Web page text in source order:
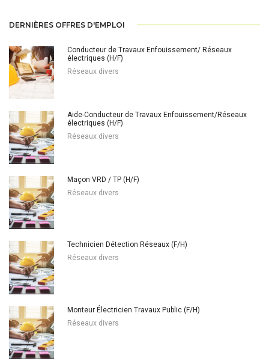
DERNIÈRES OFFRES D'EMPLOI
Conducteur de Travaux Enfouissement/ Réseaux
électriques (H/F)
Réseaux divers
Aide-Conducteur de Travaux Enfouissement/Réseaux
électriques (H/F)
Réseaux divers
Maçon VRD / TP (H/F)
Réseaux divers
Technicien Détection Réseaux (F/H)
Réseaux divers
Monteur Électricien Travaux Public (F/H)
Réseaux divers